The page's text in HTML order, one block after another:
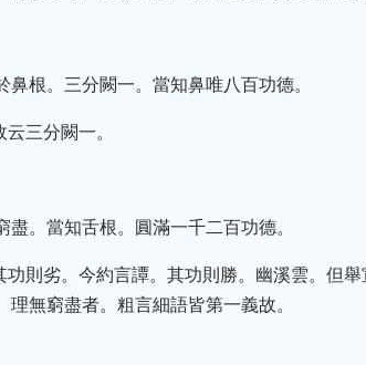
根。三分闕一。當知鼻唯八百功德。
三分闕一。
。當知舌根。圓滿一千二百功德。
則劣。今約言譚。其功則勝。幽溪雲。但
無窮盡者。粗言細語皆第一義故。